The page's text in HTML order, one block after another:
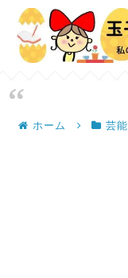
ホーム 芸能